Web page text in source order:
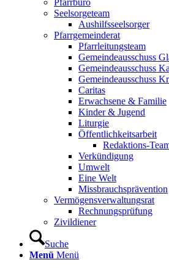
Pfarrbüro
Seelsorgeteam
Aushilfsseelsorger
Pfarrgemeinderat
Pfarrleitungsteam
Gemeindeausschuss
Gemeindeausschuss
Gemeindeausschuss
Caritas
Erwachsene & Familie
Kinder & Jugend
Liturgie
Öffentlichkeitsarbeit
Redaktions-
Verkündigung
Umwelt
Eine Welt
Missbrauchsprävention
Vermögensverwaltungsrat
Rechnungsprüfung
Zivildiener
Suche
Menü Menü